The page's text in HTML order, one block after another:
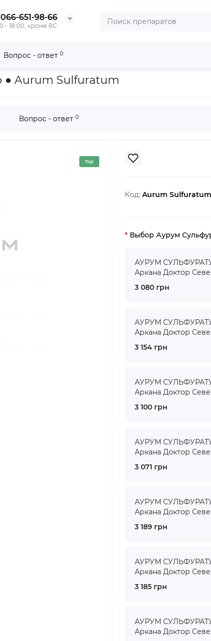
651-98-66
- 18:00, кроме ВС
Вопрос - ответ 0
● Aurum Sulfuratum
Вопрос - ответ 0
Top
Код: Aurum Sulfuratum
Выбор Аурум
АУРУМ СУЛЬФУРАТУМ
Аркана Доктор
3 080 грн
АУРУМ
Аркана Доктор
3 154 грн
АУРУМ
Аркана Доктор
3 100 грн
АУРУМ
Аркана Доктор
3 071 грн
АУРУМ
Аркана Доктор
3 189 грн
АУРУМ
Аркана Доктор
3 185 грн
АУРУМ
Аркана Доктор